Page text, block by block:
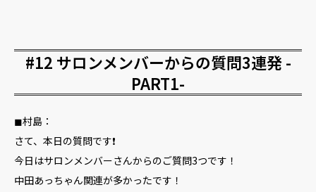
#12 サロンメンバーからの質問3連発 -
PART1-
◼︎村島：
さて、本日の質問です❗️
今日はサロンメンバーさんからのご質問3つです！
中田あっちゃん関連が多かったです！